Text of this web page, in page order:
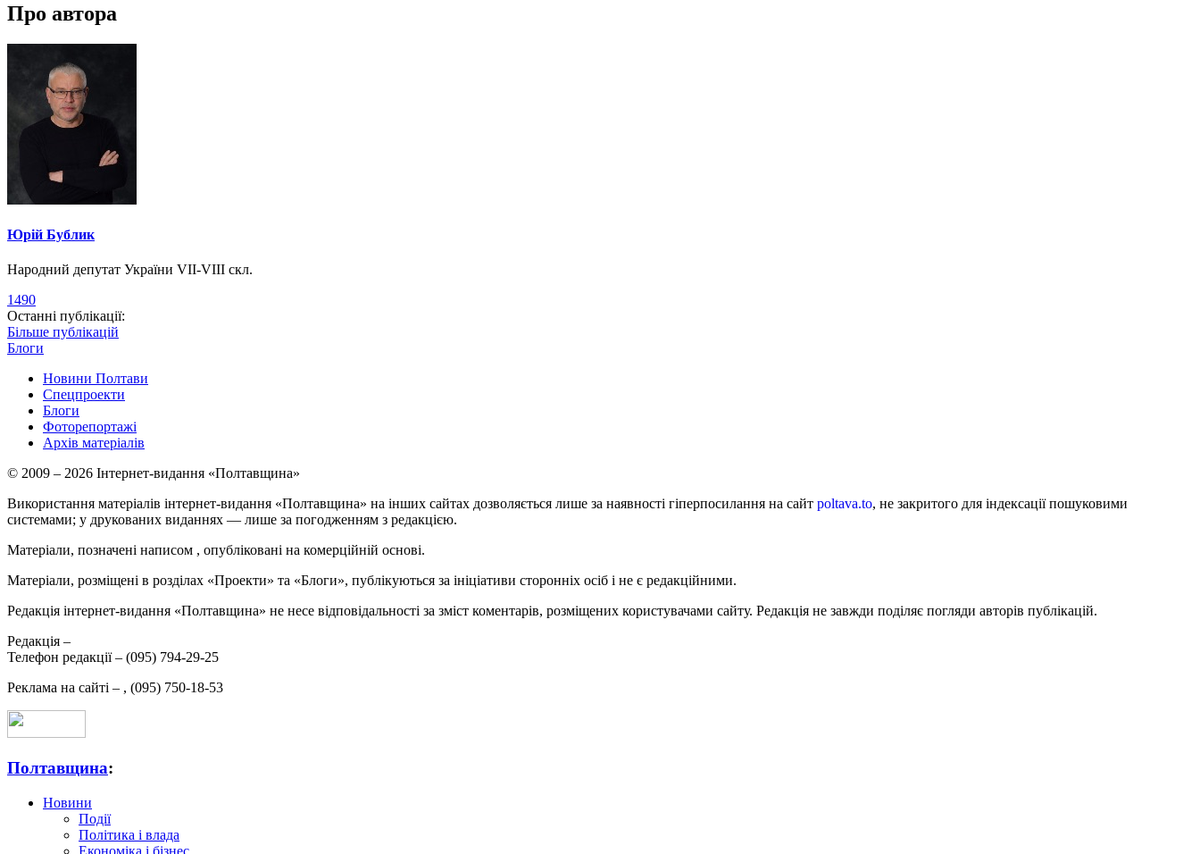
Про автора
Юрій Бублик
Народний депутат України VII-VIII скл.
1490
Останні публікації:
Більше публікацій
Блоги
Новини Полтави
Спецпроекти
Блоги
Фоторепортажі
Архів матеріалів
© 2009 – 2026 Інтернет-видання «Полтавщина»
Використання матеріалів інтернет-видання «Полтавщина» на інших сайтах дозволяється лише за наявності гіперпосилання на сайт poltava.to, не закритого для індексації пошуковими
системами; у друкованих виданнях — лише за погодженням з редакцією.
Матеріали, позначені написом , опубліковані на комерційній основі.
Матеріали, розміщені в розділах «Проекти» та «Блоги», публікуються за ініціативи сторонніх осіб і не є редакційними.
Редакція інтернет-видання «Полтавщина» не несе відповідальності за зміст коментарів, розміщених користувачами сайту. Редакція не завжди поділяє погляди авторів публікацій.
Редакція –
Телефон редакції – (095) 794-29-25
Реклама на сайті – , (095) 750-18-53
Полтавщина:
Новини
Події
Політика і влада
Економіка і бізнес